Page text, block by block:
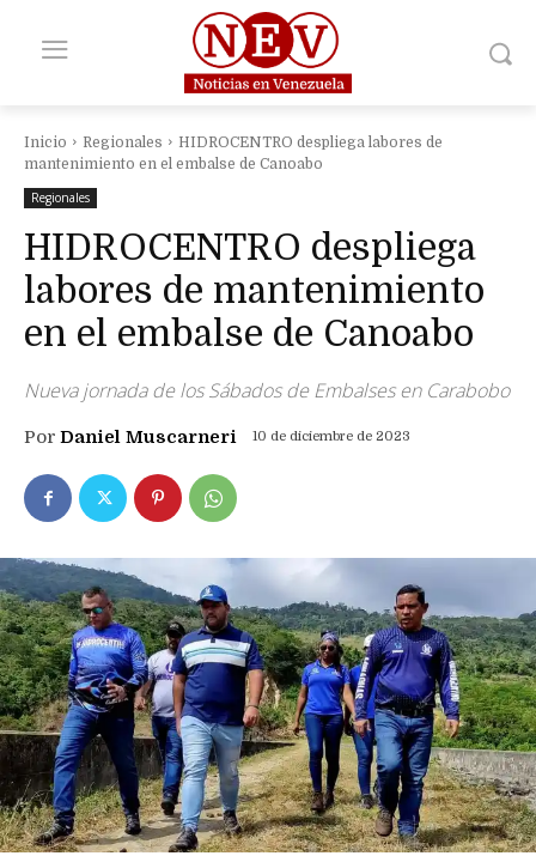
Inicio Regionales
HIDROCENTRO despliega labores de
mantenimiento en el embalse de Canoabo
Regionales
HIDROCENTRO despliega
labores de mantenimiento
en el embalse de Canoabo
Nueva jornada de los Sábados de Embalses en Carabobo
Por Daniel Muscarneri 10 de diciembre de 2023